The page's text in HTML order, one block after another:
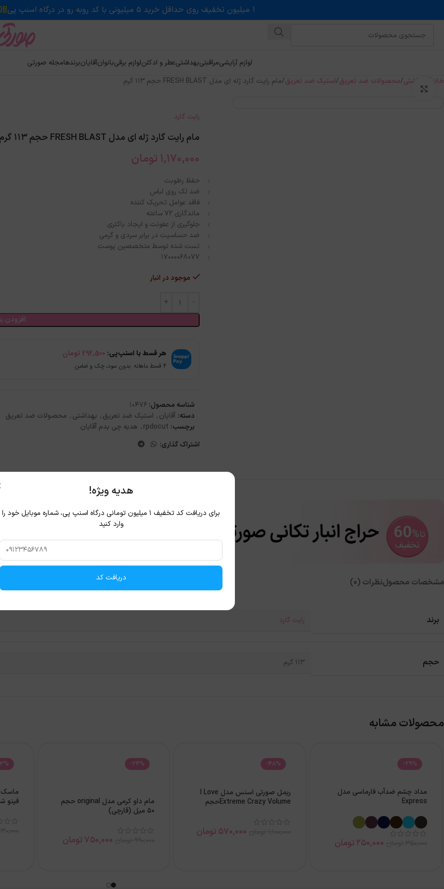
۱ میلیون تخفیف روی حداقل خرید ۵ میلیونی با کد روبه رو در درگاه اسنپ پی
لوازم آرایشیمراقبتیبهداشتیعطر و ادکلنلوازم برقیبانوانآقایانبرندهامجله صورتی
خانه بهداشتی محصولات ضد تعریق استیک ضد تعریق مام رایت گارد ژله ای مدل FRESH BLAST حجم 113 گرم
رایت گارد
مام رایت گارد ژله ای مدل FRESH BLAST حجم 113 گرم
1,170,000 تومان
حفظ رطوبت
ضد لک روی لباس
فاقد عوامل تحریک کننده
ماندگاری 72 ساعته
جلوگیری از عفونت و ایجاد باکتری
ضد حساسیت در برابر سردی و گرمی
تست شده توسط متخصصین پوست
17000068077
موجود در انبار
افزودن
هر قسط با اسنپ‌پی: 292,500 تومان
۴ قسط ماهانه. بدون سود، چک و ضامن.
شناسه محصول: 10476
دسته: آقایان, استیک ضد تعریق, بهداشتی, محصولات ضد تعریق
برچسب: rpdocut
, هدیه چی بدم آقایان
اشتراک گذاری:
مشخصات محصولنظرات (0)
برند رایت گارد
حجم 113 گرم
محصولات مشابه
-29%
مداد چشم ضدآب فارماسی مدل
Express
250,000تومان
-48%
ریمل صورتی اسنس مدل I Love
Extreme Crazy Volumeحجم
570,000تومان
-24%
مام داو کرمی مدل original حجم
50 ميل (قارچی)
750,000تومان
ماسک
فینو
هدیه ویژه!
برای دریافت کد تخفیف ۱ میلیون تومانی درگاه اسنپ پی، شماره موبایل خود را
وارد کنید
دریافت کد